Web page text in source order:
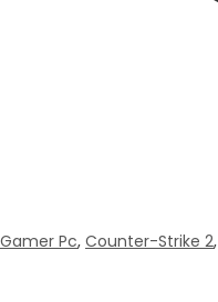
Pc, Counter-Strike 2,